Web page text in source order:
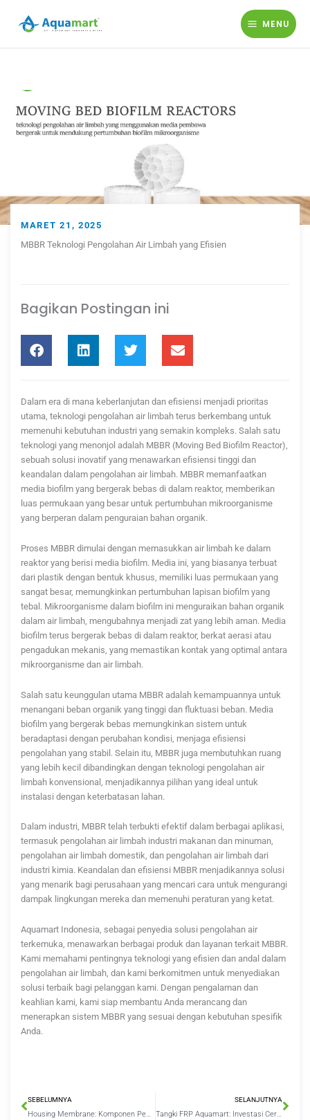
MENU
MARET 21, 2025
MBBR Teknologi Pengolahan Air Limbah yang Efisien
Bagikan Postingan ini
Dalam era di mana keberlanjutan dan efisiensi menjadi prioritas
utama, teknologi pengolahan air limbah terus berkembang untuk
memenuhi kebutuhan industri yang semakin kompleks. Salah satu
teknologi yang menonjol adalah MBBR (Moving Bed Biofilm Reactor),
sebuah solusi inovatif yang menawarkan efisiensi tinggi dan
keandalan dalam pengolahan air limbah. MBBR memanfaatkan
media biofilm yang bergerak bebas di dalam reaktor, memberikan
luas permukaan yang besar untuk pertumbuhan mikroorganisme
yang berperan dalam penguraian bahan organik.
Proses MBBR dimulai dengan memasukkan air limbah ke dalam
reaktor yang berisi media biofilm. Media ini, yang biasanya terbuat
dari plastik dengan bentuk khusus, memiliki luas permukaan yang
sangat besar, memungkinkan pertumbuhan lapisan biofilm yang
tebal. Mikroorganisme dalam biofilm ini menguraikan bahan organik
dalam air limbah, mengubahnya menjadi zat yang lebih aman. Media
biofilm terus bergerak bebas di dalam reaktor, berkat aerasi atau
pengadukan mekanis, yang memastikan kontak yang optimal antara
mikroorganisme dan air limbah.
Salah satu keunggulan utama MBBR adalah kemampuannya untuk
menangani beban organik yang tinggi dan fluktuasi beban. Media
biofilm yang bergerak bebas memungkinkan sistem untuk
beradaptasi dengan perubahan kondisi, menjaga efisiensi
pengolahan yang stabil. Selain itu, MBBR juga membutuhkan ruang
yang lebih kecil dibandingkan dengan teknologi pengolahan air
limbah konvensional, menjadikannya pilihan yang ideal untuk
instalasi dengan keterbatasan lahan.
Dalam industri, MBBR telah terbukti efektif dalam berbagai aplikasi,
termasuk pengolahan air limbah industri makanan dan minuman,
pengolahan air limbah domestik, dan pengolahan air limbah dari
industri kimia. Keandalan dan efisiensi MBBR menjadikannya solusi
yang menarik bagi perusahaan yang mencari cara untuk mengurangi
dampak lingkungan mereka dan memenuhi peraturan yang ketat.
Aquamart Indonesia, sebagai penyedia solusi pengolahan air
terkemuka, menawarkan berbagai produk dan layanan terkait MBBR.
Kami memahami pentingnya teknologi yang efisien dan andal dalam
pengolahan air limbah, dan kami berkomitmen untuk menyediakan
solusi terbaik bagi pelanggan kami. Dengan pengalaman dan
keahlian kami, kami siap membantu Anda merancang dan
menerapkan sistem MBBR yang sesuai dengan kebutuhan spesifik
Anda.
SEBELUMNYA
Housing Membrane: Komponen Penting dalam Sistem Filtrasi Air
SELANJUTNYA
Tangki FRP Aquamart: Investasi Cerdas untuk Kebutuhan Air Anda